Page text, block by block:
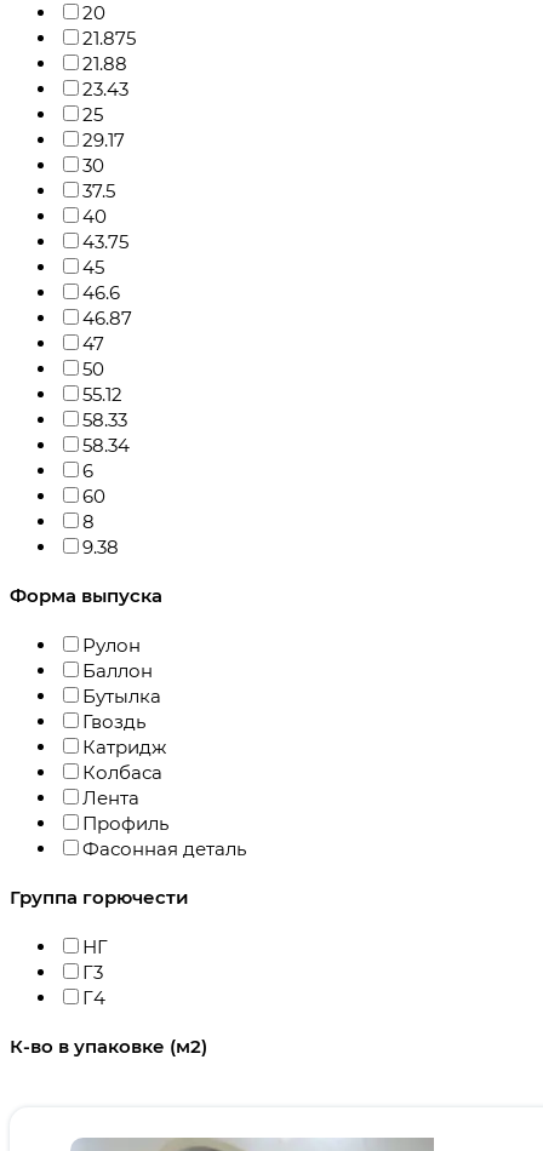
20
21.875
21.88
23.43
25
29.17
30
37.5
40
43.75
45
46.6
46.87
47
50
55.12
58.33
58.34
6
60
8
9.38
Форма выпуска
Рулон
Баллон
Бутылка
Гвоздь
Катридж
Колбаса
Лента
Профиль
Фасонная деталь
Группа горючести
НГ
Г3
Г4
К-во в упаковке (м2)